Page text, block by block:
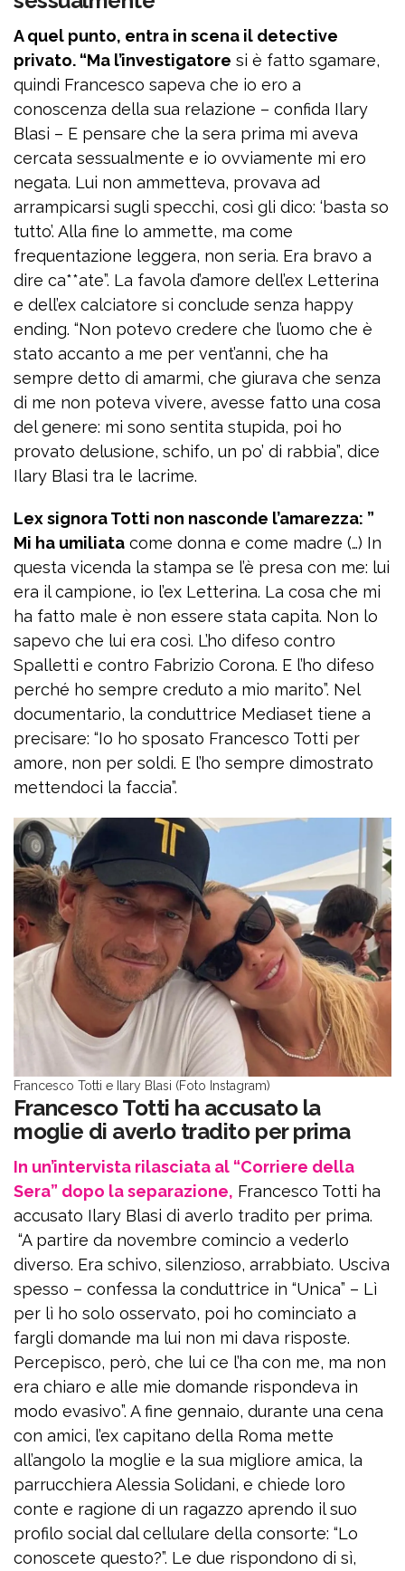
A quel punto, entra in scena il detective
privato. “Ma l’investigatore si è fatto sgamare,
quindi Francesco sapeva che io ero a
conoscenza della sua relazione – confida Ilary
Blasi – E pensare che la sera prima mi aveva
cercata sessualmente e io ovviamente mi ero
negata. Lui non ammetteva, provava ad
arrampicarsi sugli specchi, così gli dico: ‘basta so
tutto’. Alla fine lo ammette, ma come
frequentazione leggera, non seria. Era bravo a
dire ca**ate”. La favola d’amore dell’ex Letterina
e dell’ex calciatore si conclude senza happy
ending. “Non potevo credere che l’uomo che è
stato accanto a me per vent’anni, che ha
sempre detto di amarmi, che giurava che senza
di me non poteva vivere, avesse fatto una cosa
del genere: mi sono sentita stupida, poi ho
provato delusione, schifo, un po’ di rabbia”, dice
Ilary Blasi tra le lacrime.
Lex signora Totti non nasconde l’amarezza: ”
Mi ha umiliata come donna e come madre (…) In
questa vicenda la stampa se l’è presa con me: lui
era il campione, io l’ex Letterina. La cosa che mi
ha fatto male è non essere stata capita. Non lo
sapevo che lui era così. L’ho difeso contro
Spalletti e contro Fabrizio Corona. E l’ho difeso
perché ho sempre creduto a mio marito”. Nel
documentario, la conduttrice Mediaset tiene a
precisare: “Io ho sposato Francesco Totti per
amore, non per soldi. E l’ho sempre dimostrato
mettendoci la faccia”.
Francesco Totti e Ilary Blasi (Foto Instagram)
Francesco Totti ha accusato la
moglie di averlo tradito per prima
In un’intervista rilasciata al “Corriere della
Sera” dopo la separazione, Francesco Totti ha
accusato Ilary Blasi di averlo tradito per prima.
“A partire da novembre comincio a vederlo
diverso. Era schivo, silenzioso, arrabbiato. Usciva
spesso – confessa la conduttrice in “Unica” – Lì
per lì ho solo osservato, poi ho cominciato a
fargli domande ma lui non mi dava risposte.
Percepisco, però, che lui ce l’ha con me, ma non
era chiaro e alle mie domande rispondeva in
modo evasivo”. A fine gennaio, durante una cena
con amici, l’ex capitano della Roma mette
all’angolo la moglie e la sua migliore amica, la
parrucchiera Alessia Solidani, e chiede loro
conte e ragione di un ragazzo aprendo il suo
profilo social dal cellulare della consorte: “Lo
conoscete questo?”. Le due rispondono di sì,